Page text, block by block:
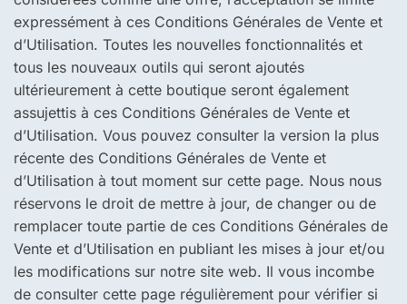
expressément à ces Conditions Générales de Vente et
d’Utilisation. Toutes les nouvelles fonctionnalités et
tous les nouveaux outils qui seront ajoutés
ultérieurement à cette boutique seront également
assujettis à ces Conditions Générales de Vente et
d’Utilisation. Vous pouvez consulter la version la plus
récente des Conditions Générales de Vente et
d’Utilisation à tout moment sur cette page. Nous nous
réservons le droit de mettre à jour, de changer ou de
remplacer toute partie de ces Conditions Générales de
Vente et d’Utilisation en publiant les mises à jour et/ou
les modifications sur notre site web. Il vous incombe
de consulter cette page régulièrement pour vérifier si